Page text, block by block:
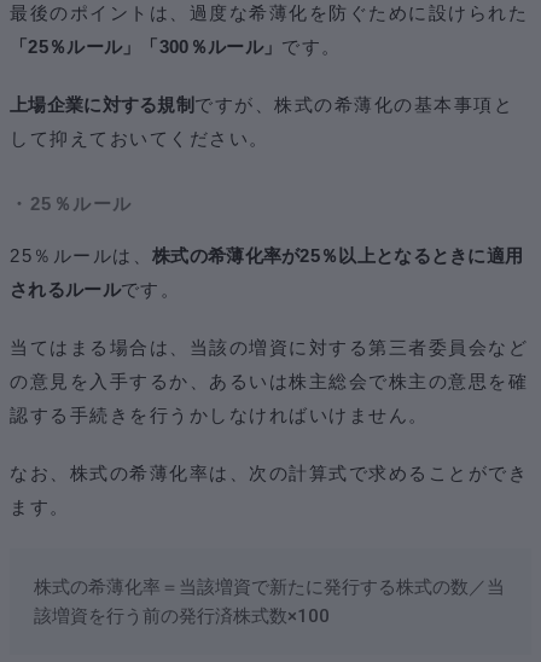
最後のポイントは、過度な希薄化を防ぐために設けられた
「25％ルール」「300％ルール」 です。
上場企業に対する規制 ですが、株式の希薄化の基本事項と
して抑えておいてください。
・25％ルール
25％ルールは、 株式の希薄化率が25％以上となるときに適用
されるルールです。
当てはまる場合は、当該の増資に対する第三者委員会など
の意見を入手するか、あるいは株主総会で株主の意思を確
認する手続きを行うかしなければいけません。
なお、株式の希薄化率は、次の計算式で求めることができ
ます。
株式の希薄化率＝当該増資で新たに発行する株式の数／当
該増資を行う前の発行済株式数×100